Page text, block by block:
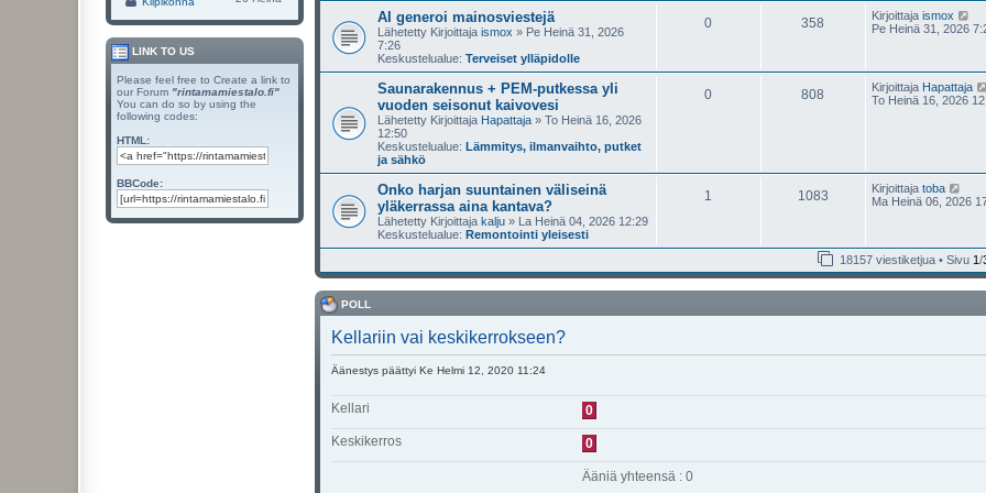
s
AI generoi mainosviestejä
Lähetetty Kirjoittaja ismox » Pe Heinä 31, 2026
7:26
Keskustelualue: Terveiset ylläpidolle
0 358 Kirjoittaja ismox
ä
u
s
e
t
Pe Heinä 31, 2026
Saunarakennus + PEM-putkessa yli
vuoden seisonut kaivovesi
Lähetetty Kirjoittaja Hapattaja » To Heinä 16, 2026
12:50
Keskustelualue: Lämmitys, ilmanvaihto, putket
ja sähkö
0 808 Kirjoittaja Hapattaja
To Heinä 16, 2026
Onko harjan suuntainen väliseinä
yläkerrassa aina kantava?
Lähetetty Kirjoittaja kalju » La Heinä 04, 2026 12:29
Keskustelualue: Remontointi yleisesti
1 1083 Kirjoittaja toba
ä
u
u
s
i
v
s
Ma Heinä 06, 2026
18157 viestiketjua • Sivu 1/
POLL
Kellariin vai keskikerrokseen?
Äänestys päättyi Ke Helmi 12, 2020 11:24
Kellari 0
Keskikerros 0
Ääniä yhteensä : 0
LINK TO US
Please feel free to Create a link to
our Forum "rintamamiestalo.fi"
You can do so by using the
following codes:
HTML:
BBCode: